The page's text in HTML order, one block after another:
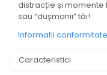
distracție și momente
sau “dușmanii” tăi!
Informatii
Caracteristici